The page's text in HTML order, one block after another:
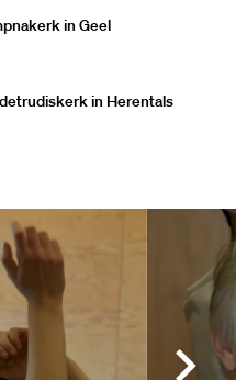
in Geel
in Herentals